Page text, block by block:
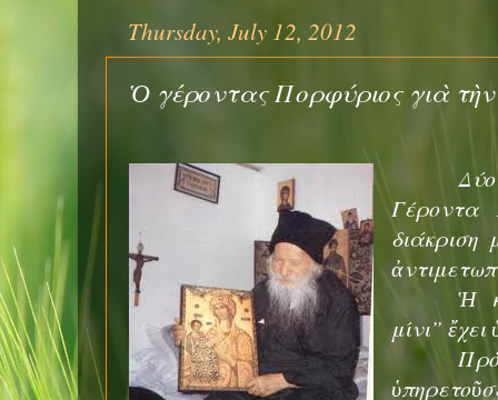
Thursday, July 12, 2012
Ὁ γέροντας Πορφύριος γιὰ τὴν
Γέροντα
Ἡ
μίνι”